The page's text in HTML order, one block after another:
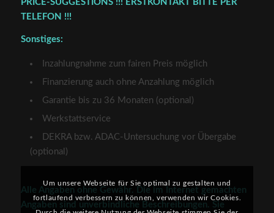
PRICE-SUGGESTIONS !!! ERSTKONTAKT BITTE PER
TELEFON !!!
Sonstiges:
Inzahlungnahme zum fairen Preis möglich
Finanzierung auch ohne Anzahlung möglich
Garantie bis zu 36 Monaten (optional)
Werkstattservice
DEKRA bzw. ADAC-Untersuchung vor Übergabe
(optional)
Alle Angaben ohne Gewähr. Die im Internet gemachten
Angaben sind unverbindliche Beschreibungen. Sie
Um unsere Webseite für Sie optimal zu gestalten und
fortlaufend verbessern zu können, verwenden wir Cookies.